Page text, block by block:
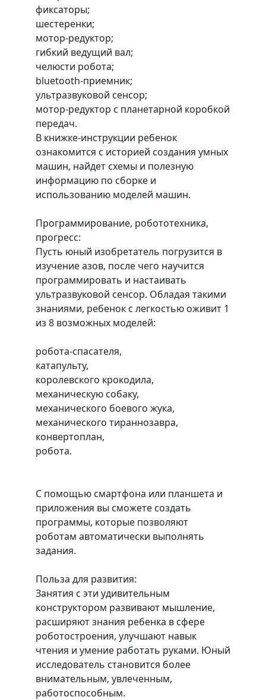
фиксаторы;
шестеренки;
мотор-редуктор;
гибкий ведущий вал;
челюсти робота;
bluetooth-приемник;
ультразвуковой сенсор;
мотор-редуктор с планетарной коробкой
передач.
В книжке-инструкции ребенок
ознакомится с историей создания умных
машин, найдет схемы и полезную
информацию по сборке и
использованию моделей машин.
Программирование, робототехника,
прогресс:
Пусть юный изобретатель погрузится в
изучение азов, после чего научится
программировать и настаивать
ультразвуковой сенсор. Обладая такими
знаниями, ребенок с легкостью оживит 1
из 8 возможных моделей:
робота-спасателя,
катапульту,
королевского крокодила,
механическую собаку,
механического боевого жука,
механического тираннозавра,
конвертоплан,
робота.
С помощью смартфона или планшета и
приложения вы сможете создать
программы, которые позволяют
роботам автоматически выполнять
задания.
Польза для развития:
Занятия с эти удивительным
конструктором развивают мышление,
расширяют знания ребенка в сфере
роботостроения, улучшают навык
чтения и умение работать руками. Юный
исследователь становится более
внимательным, увлеченным,
работоспособным.